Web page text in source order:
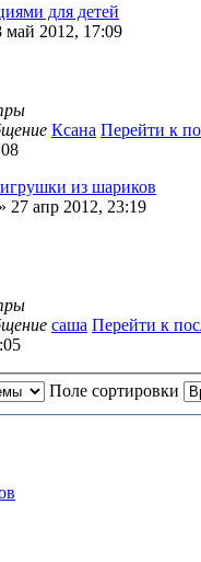
для детей
май 2012, 17:09
Ксана Перейти к
из шариков
» 27 апр 2012, 23:19
саша Перейти к
Поле сортировки